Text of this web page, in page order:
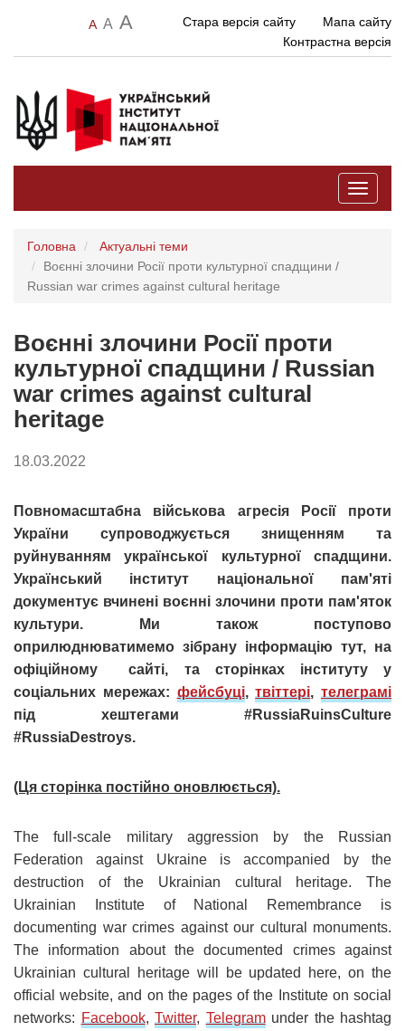
A A A Стара версія сайту
Мапа сайту
Контрастна версія
Toggle
Головна
Актуальні теми
Воєнні злочини Росії проти культурної спадщини /
Russian war crimes against cultural heritage
Воєнні злочини Росії проти
культурної спадщини / Russian
war crimes against cultural
heritage
18.03.2022
Повномасштабна військова агресія Росії проти
України супроводжується знищенням та
руйнуванням української культурної спадщини.
Український інститут національної пам'яті
документує вчинені воєнні злочини проти пам'яток
культури. Ми також поступово
оприлюднюватимемо зібрану інформацію тут, на
офіційному сайті, та сторінках інституту у
соціальних мережах: фейсбуці,твіттері, телеграмі
під хештегами #RussiaRuinsCulture
#RussiaDestroys.
(Ця сторінка постійно оновлюється).
The full-scale military aggression by the Russian
Federation against Ukraine is accompanied by the
destruction of the Ukrainian cultural heritage. The
Ukrainian Institute of National Remembrance is
documenting war crimes against our cultural monuments.
The information about the documented crimes against
Ukrainian cultural heritage will be updated here, on the
official website, and on the pages of the Institute on social
networks: Facebook, Twitter, Telegramunder the hashtag